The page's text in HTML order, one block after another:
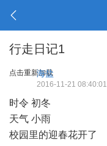
行走日记1
点击重新加载
海盐
2016-11-21 08:40:01
时令 初冬
天气 小雨
校园里的迎春花开了